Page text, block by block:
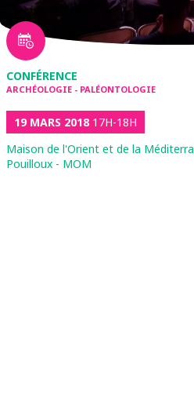
CONFÉRENCE
ARCHÉOLOGIE - PALÉONTOLOGIE
19 MARS 201817H-18H
Maison de l'Orient et de la
Pouilloux - MOM